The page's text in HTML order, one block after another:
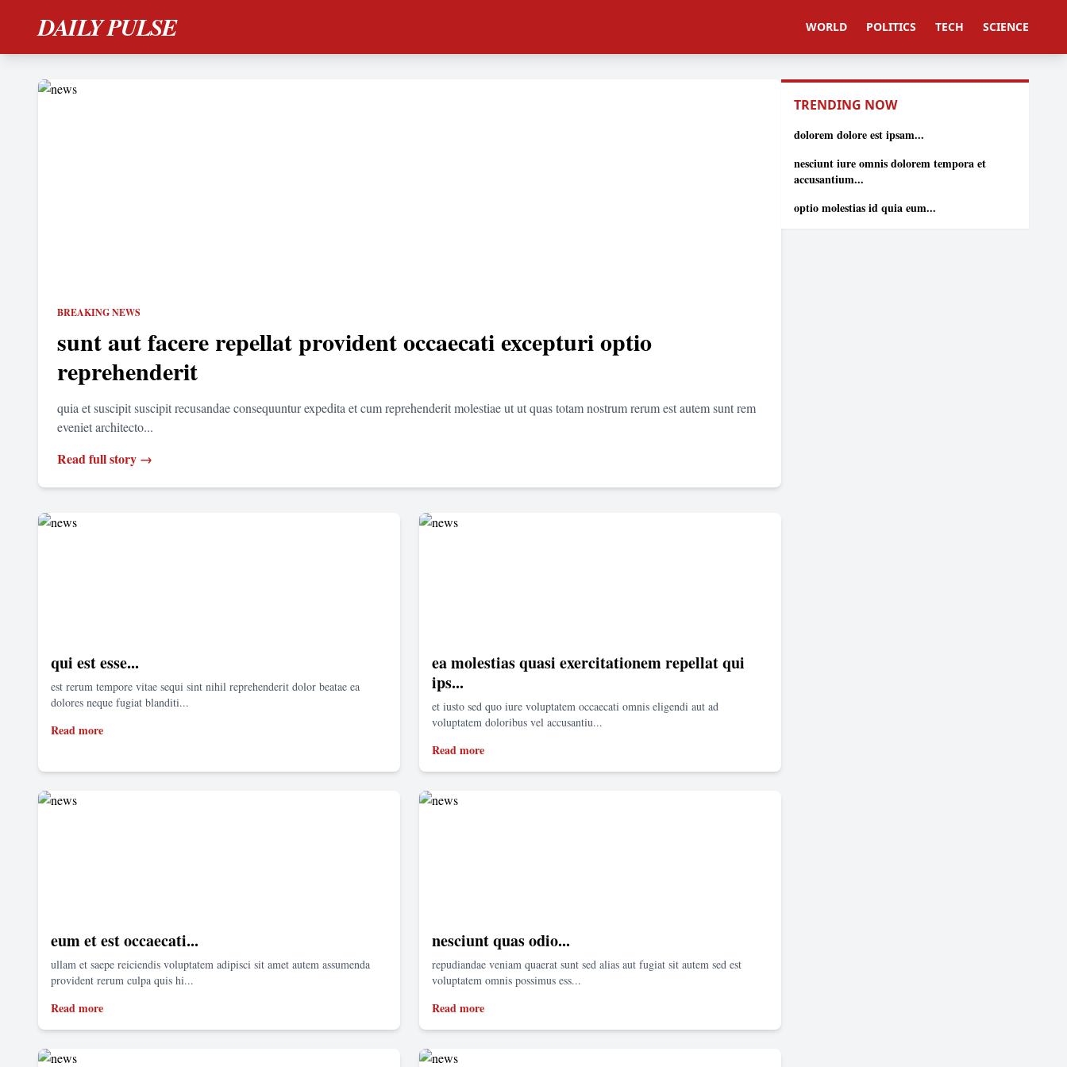
DAILY PULSE WORLD POLITICS TECH SCIENCE
BREAKING NEWS
sunt aut facere repellat provident occaecati excepturi optio
reprehenderit
quia et suscipit suscipit recusandae consequuntur expedita et cum reprehenderit molestiae ut ut quas totam nostrum rerum est autem sunt rem
eveniet architecto...
Read full story →
qui est esse...
est rerum tempore vitae sequi sint nihil reprehenderit dolor beatae ea
dolores neque fugiat blanditi...
Read more
ea molestias quasi exercitationem repellat qui
ips...
et iusto sed quo iure voluptatem occaecati omnis eligendi aut ad
voluptatem doloribus vel accusantiu...
Read more
eum et est occaecati...
ullam et saepe reiciendis voluptatem adipisci sit amet autem assumenda
provident rerum culpa quis hi...
Read more
nesciunt quas odio...
repudiandae veniam quaerat sunt sed alias aut fugiat sit autem sed est
voluptatem omnis possimus ess...
Read more
TRENDING NOW
dolorem dolore est ipsam...
nesciunt iure omnis dolorem tempora et
accusantium...
optio molestias id quia eum...